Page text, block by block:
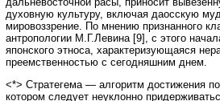
духовную культуру, включая даосскую
мировоззрение. По мнению признанного
антропологии М.Г.Левина [9], с этого
японского этноса, характеризующаяся
преемственностью с сегодняшним днем.
<*> Стратегема — алгоритм достижения
котором следует неуклонно